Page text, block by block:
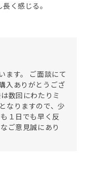
く感じる。
ます。 ご面談にて
入ありがとうござ
数回にわたりミ
なりますので、少
１日でも早く反
ご意見誠にあり